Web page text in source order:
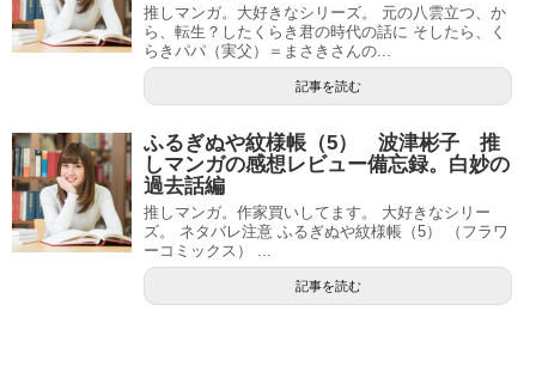
推しマンガ。大好きなシリーズ。 元の八雲立つ、か
ら、転生？したくらき君の時代の話に そしたら、く
らきパパ（実父）＝まさきさんの...
記事を読む
ふるぎぬや紋様帳（5） 波津彬子 推
しマンガの感想レビュー備忘録。白妙の
過去話編
推しマンガ。作家買いしてます。 大好きなシリー
ズ。 ネタバレ注意 ふるぎぬや紋様帳（5） （フラワ
ーコミックス） ...
記事を読む